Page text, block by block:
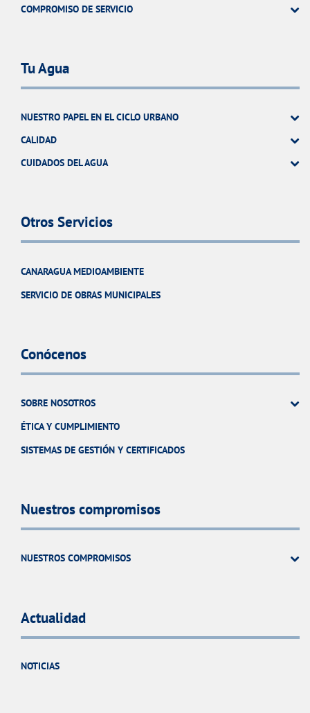
COMPROMISO DE SERVICIO
Tu Agua
NUESTRO PAPEL EN EL CICLO URBANO
CALIDAD
CUIDADOS DEL AGUA
Otros Servicios
CANARAGUA MEDIOAMBIENTE
SERVICIO DE OBRAS MUNICIPALES
Conócenos
SOBRE NOSOTROS
ÉTICA Y CUMPLIMIENTO
SISTEMAS DE GESTIÓN Y CERTIFICADOS
Nuestros compromisos
NUESTROS COMPROMISOS
Actualidad
NOTICIAS